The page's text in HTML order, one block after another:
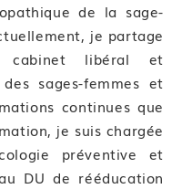
de la sage-
je partage
cabinet libéral et
sages-femmes et
continues que
je suis chargée
préventive et
DU de rééducation